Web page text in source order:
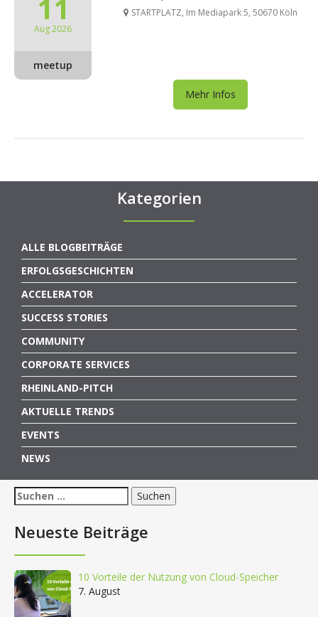
11
Aug 2026
meetup
STARTPLATZ, Im Mediapark 5, 50670 Köln
Mehr Infos
Kategorien
ALLE BLOGBEITRÄGE
ERFOLGSGESCHICHTEN
ACCELERATOR
SUCCESS STORIES
COMMUNITY
CORPORATE SERVICES
RHEINLAND-PITCH
AKTUELLE TRENDS
EVENTS
NEWS
Suchen
nach:
Neueste Beiträge
10 Vorteile der Nutzung von Cloud-Speicher
7. August